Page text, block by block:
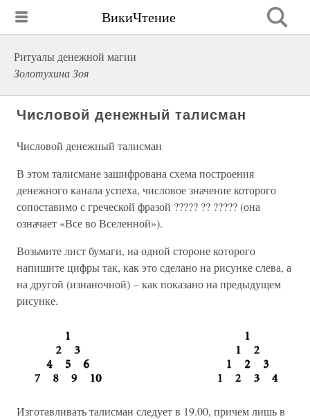
ВикиЧтение
Ритуалы денежной магии
Золотухина Зоя
Числовой денежный талисман
Числовой денежный талисман
В этом талисмане зашифрована схема построения
денежного канала успеха, числовое значение которого
сопоставимо с греческой фразой ????? ?? ????? (она
означает «Все во Вселенной»).
Возьмите лист бумаги, на одной стороне которого
напишите цифры так, как это сделано на рисунке слева, а
на другой (изнаночной) – как показано на предыдущем
рисунке.
Изготавливать талисман следует в 19.00, причем лишь в